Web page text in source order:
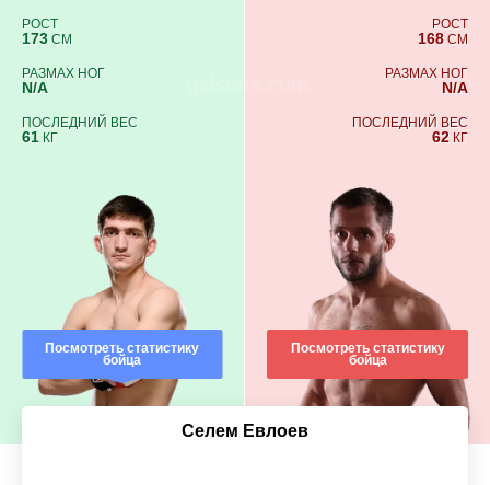
РОСТ
173 СМ
РАЗМАХ НОГ
N/A
ПОСЛЕДНИЙ ВЕС
61 КГ
Посмотреть статистику
бойца
РОСТ
168 СМ
РАЗМАХ НОГ
N/A
ПОСЛЕДНИЙ ВЕС
62 КГ
Посмотреть статистику
бойца
Селем Евлоев